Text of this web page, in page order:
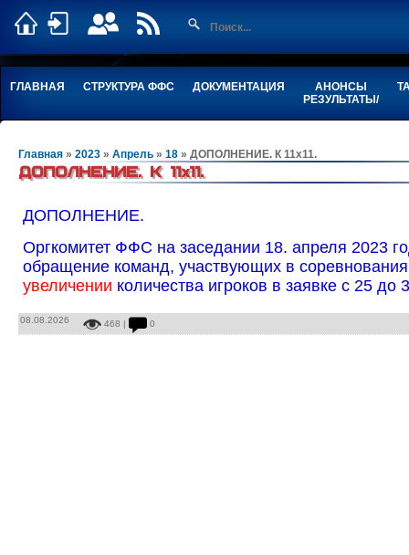
ГЛАВНАЯ СТРУКТУРА ФФС ДОКУМЕНТАЦИЯ
АНОНСЫ
РЕЗУЛЬТАТЫ/
Главная » 2023 » Апрель » 18 » ДОПОЛНЕНИЕ. К 11х11.
ДОПОЛНЕНИЕ. К 11х11.
ДОПОЛНЕНИЕ.
Оргкомитет ФФС на заседании 18. апреля 2023
обращение команд, участвующих в
увеличении количества игроков в заявке с 25 до
08.08.2026 468 | 0